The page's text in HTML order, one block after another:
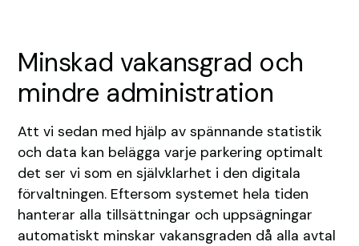
Minskad vakansgrad och
mindre administration
Att vi sedan med hjälp av spännande statistik
och data kan belägga varje parkering optimalt
det ser vi som en självklarhet i den digitala
förvaltningen. Eftersom systemet hela tiden
hanterar alla tillsättningar och uppsägningar
automatiskt minskar vakansgraden då alla avtal